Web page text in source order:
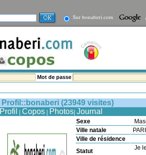
Sur bonaberi.com
Mot de passe
Profil::bonaberi (23949 visites)
Profil
Copos Photos Journal
Sexe
Ville natale
Ville de résidence
Statut
Je